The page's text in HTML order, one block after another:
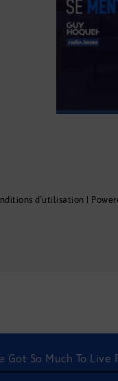
d'utilisation
Got So Much To Live